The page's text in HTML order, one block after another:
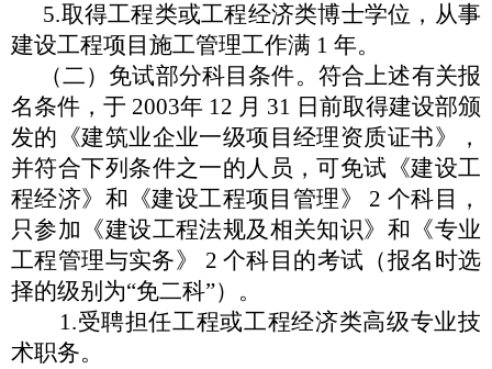
5.取得工程类或工程经济类博士学位，从事
建设工程项目施工管理工作满 1 年。
（二）免试部分科目条件。符合上述有关报
名条件，于 2003年 12 月 31 日前取得建设部颁
发的《建筑业企业一级项目经理资质证书》，
并符合下列条件之一的人员，可免试《建设工
程经济》 和《建设工程项目管理》
2 个科目，
只参加《建设工程法规及相关知识》和《专业
工程管理与实务》
2 个科目的考试（报名时选
择的级别为“免二科”）。
1.受聘担任工程或工程经济类高级专业技
术职务。